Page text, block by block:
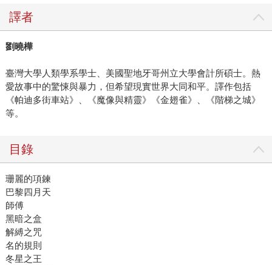
譯者
劉曉樺
臺灣大學人類學系學士、美國聖地牙哥州立大學會計所碩士。熱
愛故事中的驚悚與暴力，但希望現實世界大同和平。譯作包括
《帕迪多街車站》、《魔像與精靈》《金翅雀》、《階梯之城》
等。
目錄
珊麗的項鍊
巴黎四月天
師傅
黑暗之盒
解縛之咒
名的規則
冬星之王